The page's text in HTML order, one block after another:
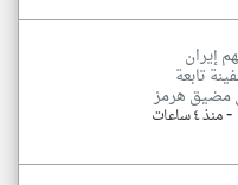
إيران
تابعة
مضيق هرمز
-منذ ٤ ساعات